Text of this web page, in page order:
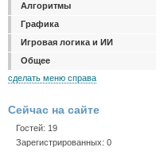
Алгоритмы
Графика
Игровая логика и ИИ
Общее
сделать меню справа
Сейчас на сайте
Гостей: 19
Зарегистрированных: 0